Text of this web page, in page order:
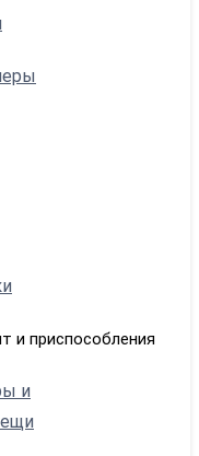
и приспособления
и